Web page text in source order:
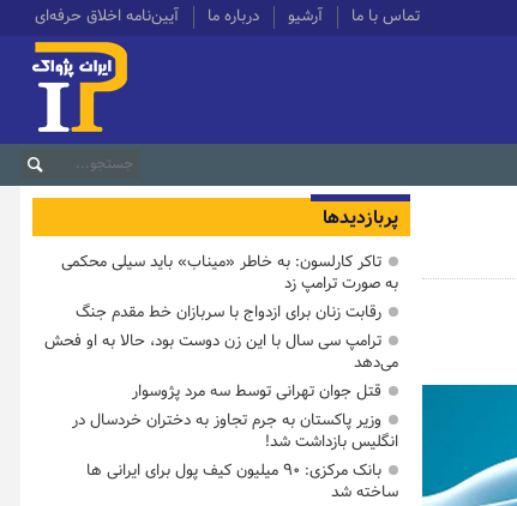
تماس با ما آرشیو درباره ما آیین‌نامه اخلاق حرفه‌ای
پربازدیدها
تاکر کارلسون: به خاطر «میناب» باید سیلی محکمی
به صورت ترامپ زد
رقابت زنان برای ازدواج با سربازان خط مقدم جنگ
ترامپ سی سال با این زن دوست بود، حالا به او فحش
می‌دهد
قتل جوان تهرانی توسط سه مرد پژوسوار
وزیر پاکستان به جرم تجاوز به دختران خردسال در
انگلیس بازداشت شد!
بانک مرکزی: ۹۰ میلیون کیف پول برای ایرانی ها
ساخته شد